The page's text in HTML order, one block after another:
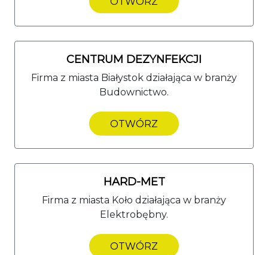
CENTRUM DEZYNFEKCJI
Firma z miasta Białystok działająca w branży
Budownictwo.
OTWÓRZ
HARD-MET
Firma z miasta Koło działająca w branży
Elektrobębny.
OTWÓRZ